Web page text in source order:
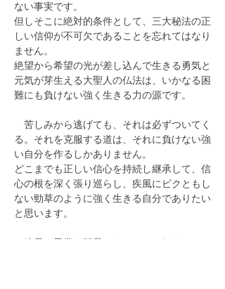
ない事実です。
但しそこに絶対的条件として、三大秘法の正
しい信仰が不可欠であることを忘れてはなり
ません。
絶望から希望の光が差し込んで生きる勇気と
元気が芽生える大聖人の仏法は、いかなる困
難にも負けない強く生きる力の源です。
苦しみから逃げても、それは必ずついてく
る。それを克服する道は、それに負けない強
い自分を作るしかありません。
どこまでも正しい信心を持続し継承して、信
心の根を深く張り巡らし、疾風にビクともし
ない勁草のように強く生きる自分でありたい
と思います。
連日の異常な酷暑のなかで、これも一つの